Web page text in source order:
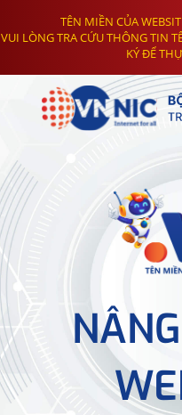
TÊN MIỀN CỦA
VUI LÒNG TRA CỨU THÔNG TIN
KÝ ĐỂ
NÂNG